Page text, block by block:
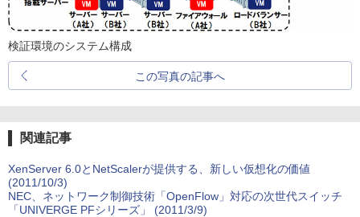
検証環境のシステム構成
この写真の記事へ
関連記事
XenServer 6.0とNetScalerが提供する、新しい仮想化の価値
(2011/10/3)
NEC、ネットワーク制御技術「OpenFlow」対応の次世代スイッチ
「UNIVERGE PFシリーズ」 (2011/3/9)